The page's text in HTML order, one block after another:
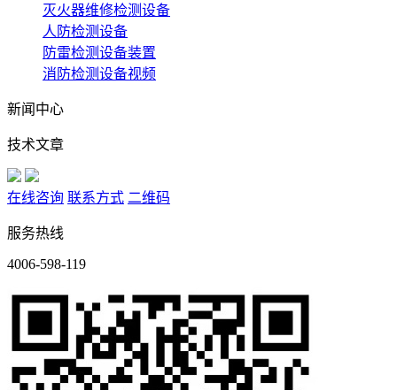
灭火器维修检测设备
人防检测设备
防雷检测设备装置
消防检测设备视频
新闻中心
技术文章
在线咨询 联系方式 二维码
服务热线
4006-598-119